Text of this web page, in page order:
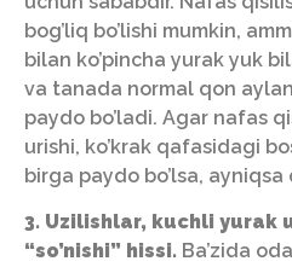
bog’liq bo’lishi mumkin,
bilan ko’pincha yurak yuk
va tanada normal qon
paydo bo’ladi. Agar nafas
urishi, ko’krak qafasidagi
birga paydo bo’lsa,
3. Uzilishlar, kuchli yurak
“so’nishi” hissi. Ba’zida